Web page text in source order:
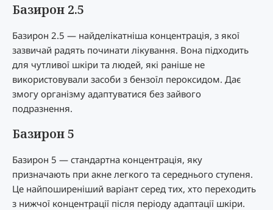
Базирон 2.5
Базирон 2.5 — найделікатніша концентрація, з якої
зазвичай радять починати лікування. Вона підходить
для чутливої шкіри та людей, які раніше не
використовували засоби з бензоїл пероксидом. Дає
змогу організму адаптуватися без зайвого
подразнення.
Базирон 5
Базирон 5 — стандартна концентрація, яку
призначають при акне легкого та середнього ступеня.
Це найпоширеніший варіант серед тих, хто переходить
з нижчої концентрації після періоду адаптації шкіри.